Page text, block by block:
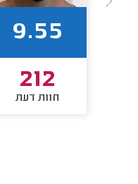
9.55
212
חוות דעת